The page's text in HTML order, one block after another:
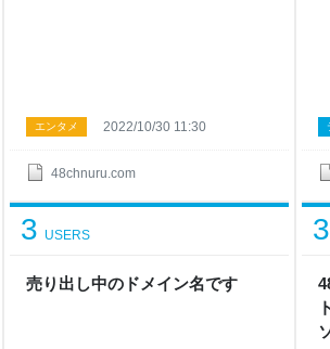
48chnuru.com
エンタメ 2022/10/30 11:30
売り出し中のドメイン名です
3 USERS 3